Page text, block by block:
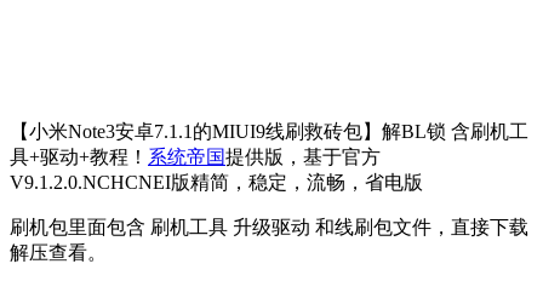
【小米Note3安卓7.1.1的MIUI9线刷救砖包】解BL锁 含刷机工
具+驱动+教程！ 系统帝国提供版，基于官方
V9.1.2.0.NCHCNEI版精简，稳定，流畅，省电版
刷机包里面包含 刷机工具 升级驱动 和线刷包文件，直接下载
解压查看。